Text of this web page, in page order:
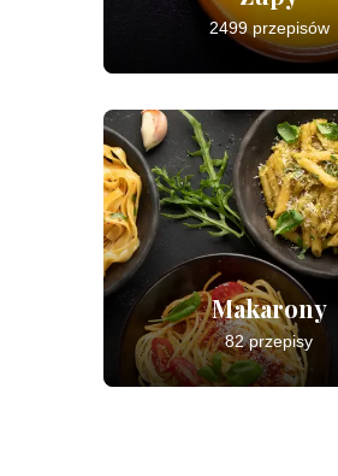
2499 przepisów
Makarony
82 przepisy